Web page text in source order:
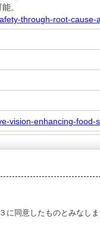
。
through-root-cause-
vision-enhancing-food-
同意したものとみなしま